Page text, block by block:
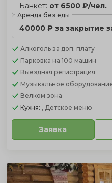
Банкет: от 6500 ₽/чел.
Аренда без еды
40000 ₽ за закрытие
Алкоголь за доп. плату
Парковка на 100 машин
Выездная регистрация
Музыкальное
Велком зона
Кухня: , Детское меню
Заявка